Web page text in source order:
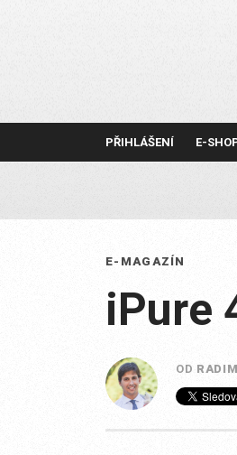
PŘIHLÁŠENÍ E-
E-MAGAZÍN
iPure
OD